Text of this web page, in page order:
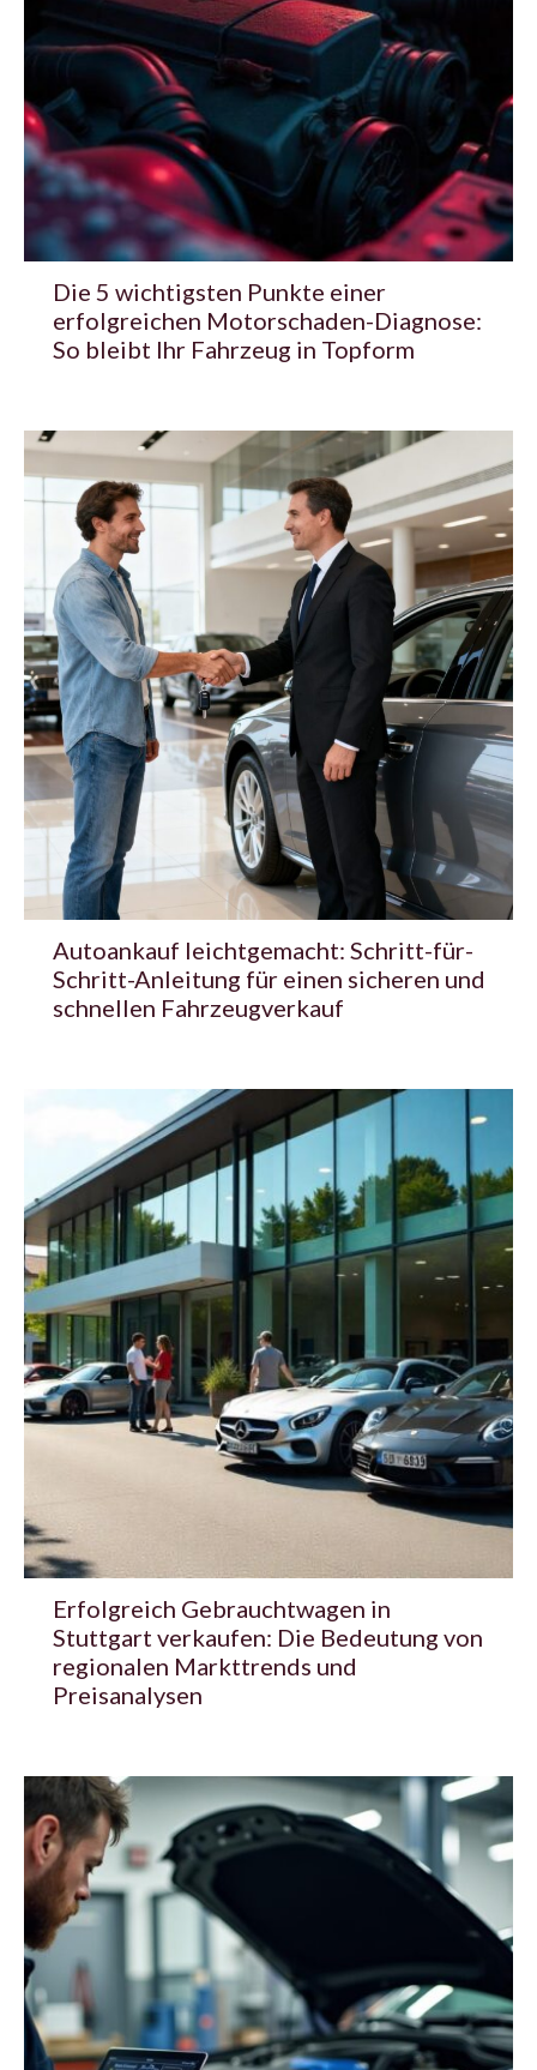
Die 5 wichtigsten Punkte einer
erfolgreichen Motorschaden-Diagnose:
So bleibt Ihr Fahrzeug in Topform
Autoankauf leichtgemacht: Schritt-für-
Schritt-Anleitung für einen sicheren und
schnellen Fahrzeugverkauf
Erfolgreich Gebrauchtwagen in
Stuttgart verkaufen: Die Bedeutung von
regionalen Markttrends und
Preisanalysen